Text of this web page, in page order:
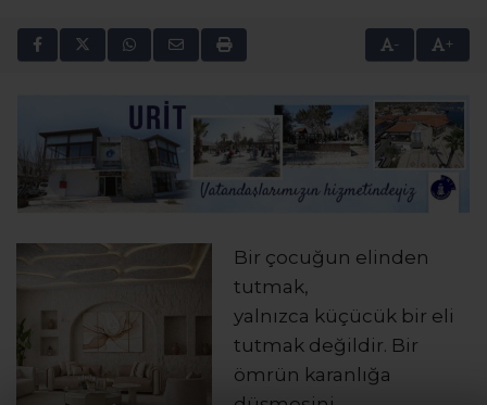
- +
Bir çocuğun elinden
tutmak,
yalnızca küçücük bir eli
tutmak değildir. Bir
ömrün karanlığa